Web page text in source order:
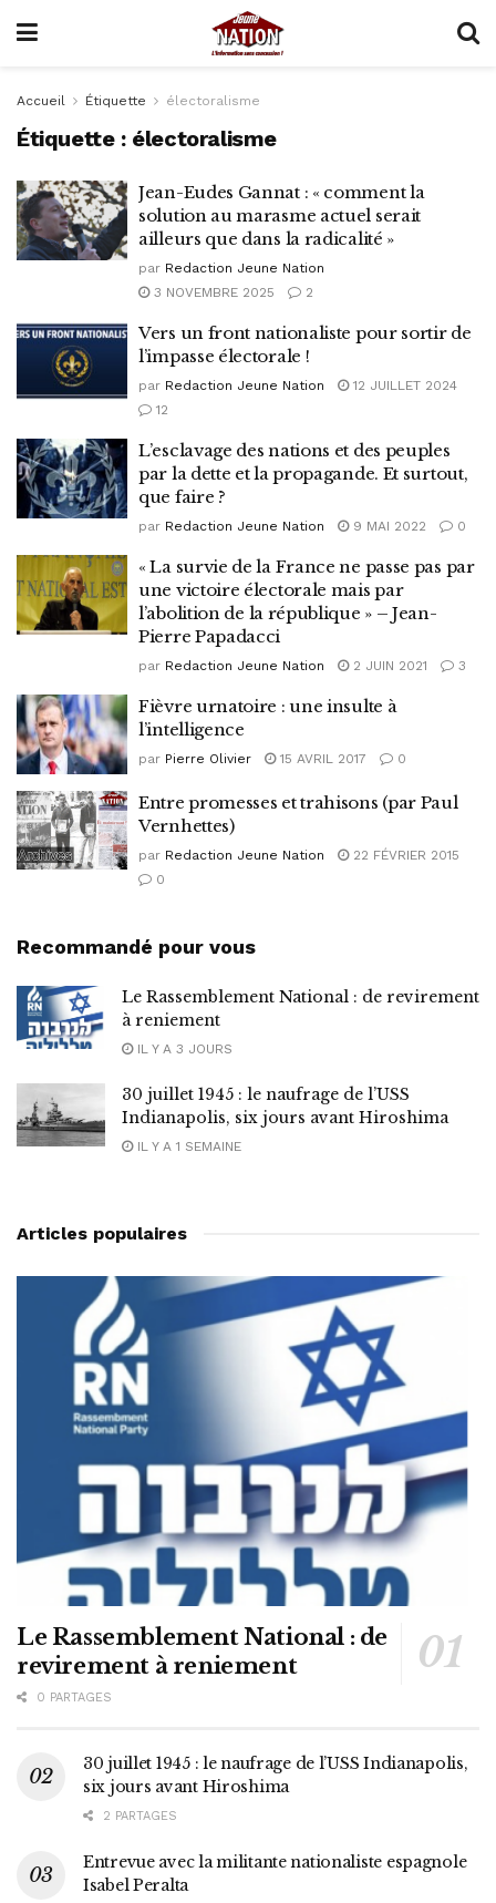
Accueil Étiquette électoralisme
Étiquette : électoralisme
Jean-Eudes Gannat : « comment la
solution au marasme actuel serait
ailleurs que dans la radicalité »
par Redaction Jeune Nation
3 NOVEMBRE 2025
2
Vers un front nationaliste pour sortir de
l’impasse électorale !
par Redaction Jeune Nation
12 JUILLET 2024
12
L’esclavage des nations et des peuples
par la dette et la propagande. Et surtout,
que faire ?
par Redaction Jeune Nation 9 MAI 2022 0
« La survie de la France ne passe pas par
une victoire électorale mais par
l’abolition de la république » – Jean-
Pierre Papadacci
par Redaction Jeune Nation 2 JUIN 2021 3
Fièvre urnatoire : une insulte à
l’intelligence
par Pierre Olivier 15 AVRIL 2017 0
Entre promesses et trahisons (par Paul
Vernhettes)
par Redaction Jeune Nation
22 FÉVRIER 2015
0
Recommandé pour vous
Le Rassemblement National : de revirement
à reniement
IL Y A 3 JOURS
30 juillet 1945 : le naufrage de l’USS
Indianapolis, six jours avant Hiroshima
IL Y A 1 SEMAINE
Articles populaires
Le Rassemblement National : de
revirement à reniement
0 PARTAGES
30 juillet 1945 : le naufrage de l’USS Indianapolis,
six jours avant Hiroshima
2 PARTAGES
Entrevue avec la militante nationaliste espagnole
Isabel Peralta